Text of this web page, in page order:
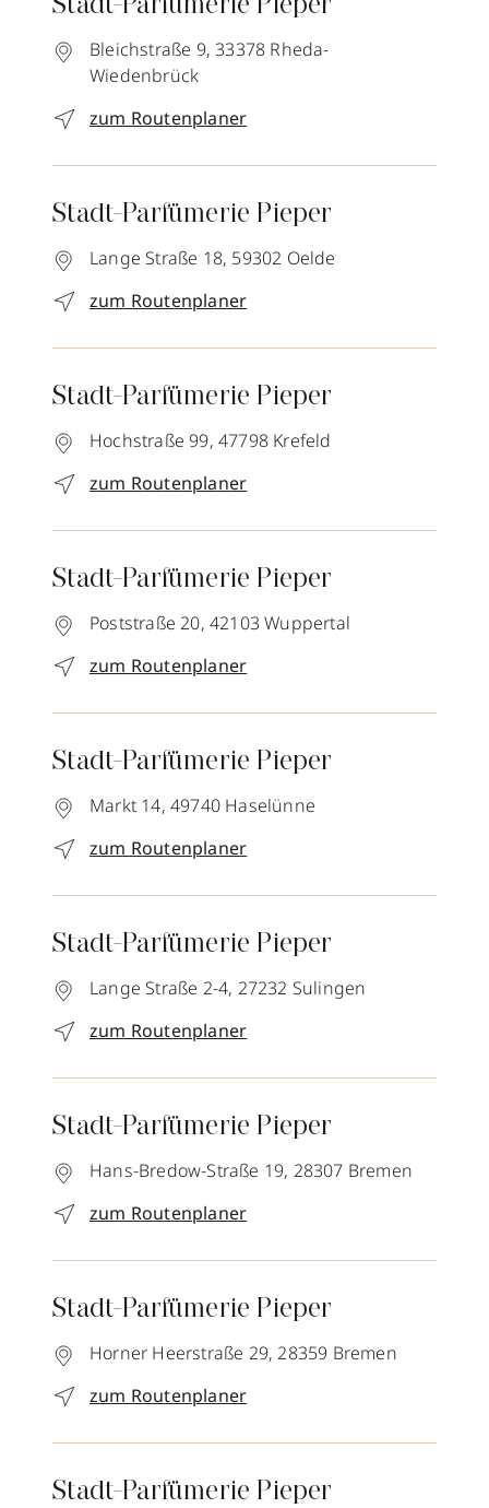
Stadt-Parfümerie Pieper
Bleichstraße 9, 33378 Rheda-
Wiedenbrück
zum Routenplaner
Stadt-Parfümerie Pieper
Lange Straße 18, 59302 Oelde
zum Routenplaner
Stadt-Parfümerie Pieper
Hochstraße 99, 47798 Krefeld
zum Routenplaner
Stadt-Parfümerie Pieper
Poststraße 20, 42103 Wuppertal
zum Routenplaner
Stadt-Parfümerie Pieper
Markt 14, 49740 Haselünne
zum Routenplaner
Stadt-Parfümerie Pieper
Lange Straße 2-4, 27232 Sulingen
zum Routenplaner
Stadt-Parfümerie Pieper
Hans-Bredow-Straße 19, 28307 Bremen
zum Routenplaner
Stadt-Parfümerie Pieper
Horner Heerstraße 29, 28359 Bremen
zum Routenplaner
Stadt-Parfümerie Pieper